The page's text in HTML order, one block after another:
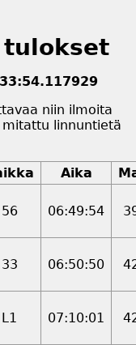
tulokset
niin ilmoita
linnuntietä
Aika
56 06:49:54
33 06:50:50
L1 07:10:01